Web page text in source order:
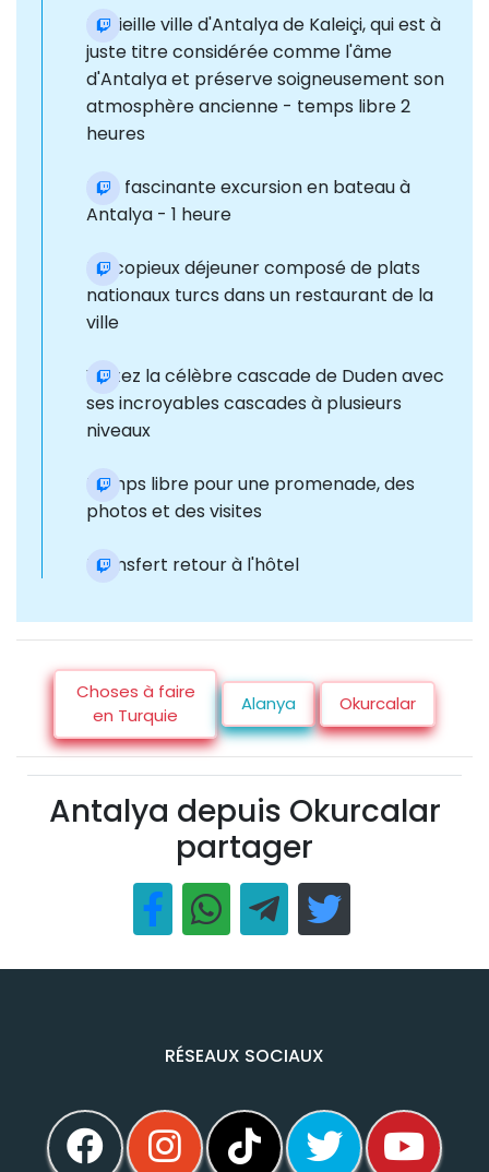
La vieille ville d'Antalya de Kaleiçi, qui est à
juste titre considérée comme l'âme
d'Antalya et préserve soigneusement son
atmosphère ancienne - temps libre 2
heures
Une fascinante excursion en bateau à
Antalya - 1 heure
Un copieux déjeuner composé de plats
nationaux turcs dans un restaurant de la
ville
Visitez la célèbre cascade de Duden avec
ses incroyables cascades à plusieurs
niveaux
Temps libre pour une promenade, des
photos et des visites
Transfert retour à l'hôtel
Choses à faire
en Turquie
Alanya Okurcalar
Antalya depuis Okurcalar
partager
RÉSEAUX SOCIAUX